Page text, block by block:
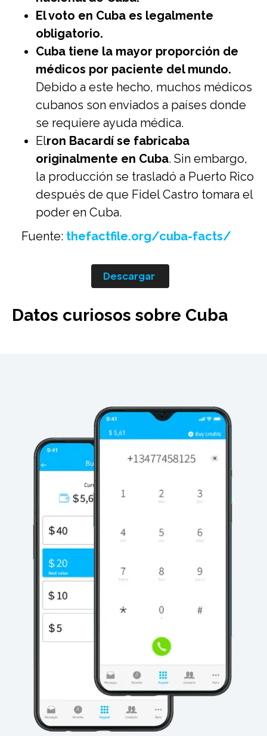
El voto en Cuba es legalmente
obligatorio.
Cuba tiene la mayor proporción de
médicos por paciente del mundo.
Debido a este hecho, muchos médicos
cubanos son enviados a países donde
se requiere ayuda médica.
Elron Bacardí se fabricaba
originalmente en Cuba. Sin embargo,
la producción se trasladó a Puerto Rico
después de que Fidel Castro tomara el
poder en Cuba.
Fuente: thefactfile.org/cuba-facts/
Descargar
Datos curiosos sobre Cuba